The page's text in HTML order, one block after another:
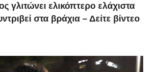
γλιτώνει ελικόπτερο ελάχιστα
στα βράχια – Δείτε βίντεο